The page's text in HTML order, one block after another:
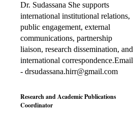
Dr. Sudassana She supports
international institutional relations,
public engagement, external
communications, partnership
liaison, research dissemination, and
international correspondence.Email
- drsudassana.hirr@gmail.com
Research and Academic Publications
Coordinator